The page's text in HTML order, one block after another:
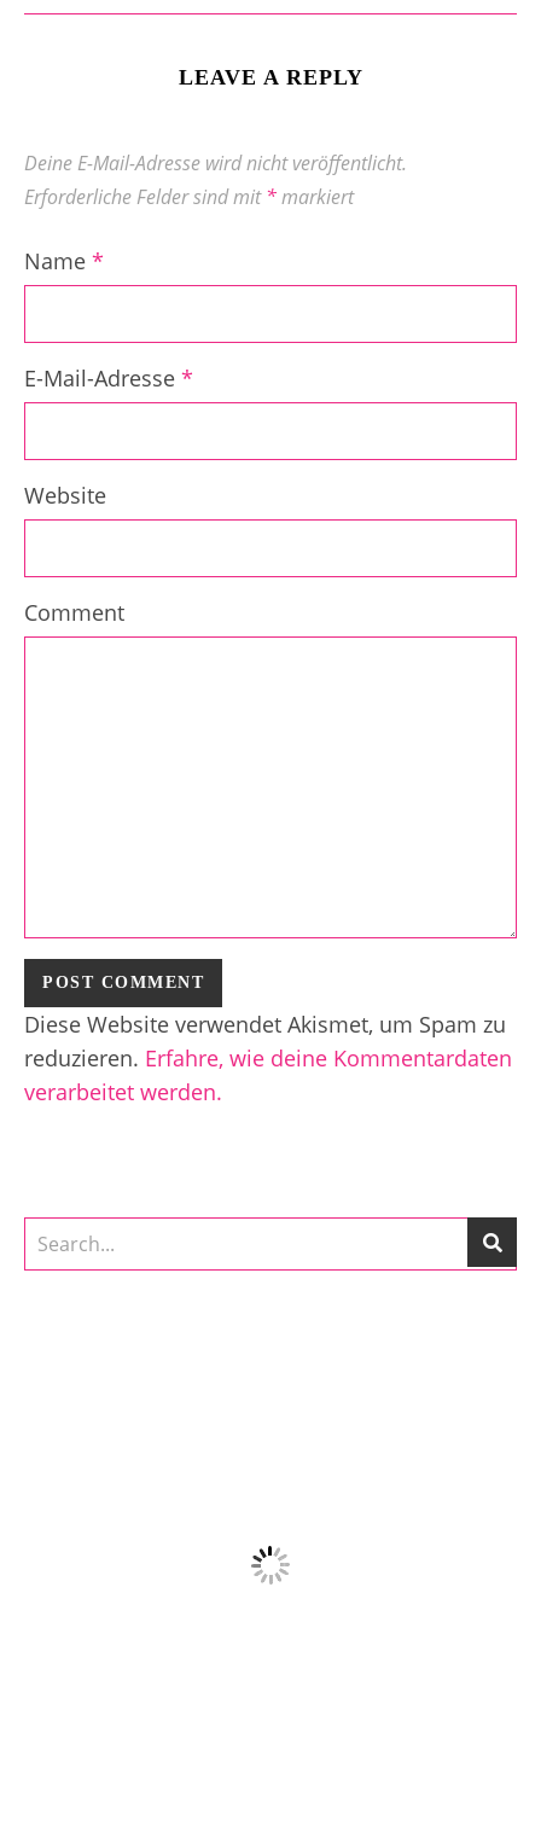
LEAVE A REPLY
Deine E-Mail-Adresse wird nicht veröffentlicht.
Erforderliche Felder sind mit*markiert
Name *
E-Mail-Adresse *
Website
Comment
Diese Website verwendet Akismet, um Spam zu
reduzieren. Erfahre, wie deine Kommentardaten
verarbeitet werden.